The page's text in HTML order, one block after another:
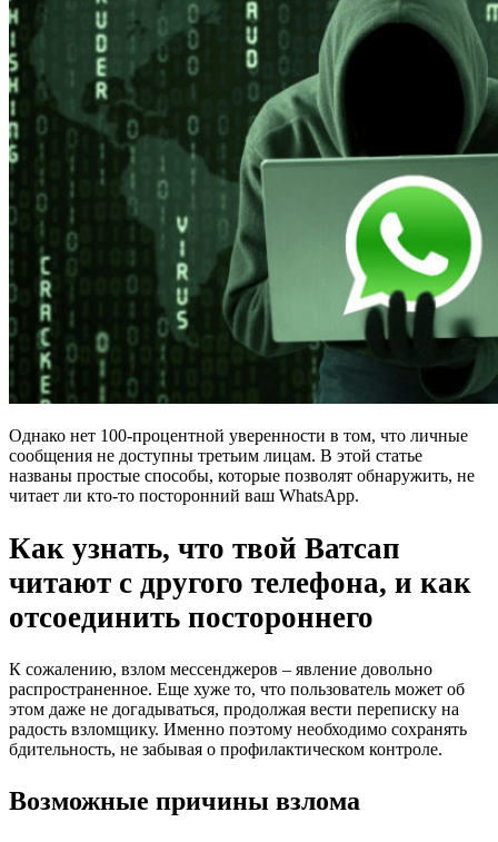
Однако нет 100-процентной уверенности в том, что личные
сообщения не доступны третьим лицам. В этой статье
названы простые способы, которые позволят обнаружить, не
читает ли кто-то посторонний ваш WhatsApp.
Как узнать, что твой Ватсап
читают с другого телефона, и как
отсоединить постороннего
К сожалению, взлом мессенджеров – явление довольно
распространенное. Еще хуже то, что пользователь может об
этом даже не догадываться, продолжая вести переписку на
радость взломщику. Именно поэтому необходимо сохранять
бдительность, не забывая о профилактическом контроле.
Возможные причины взлома